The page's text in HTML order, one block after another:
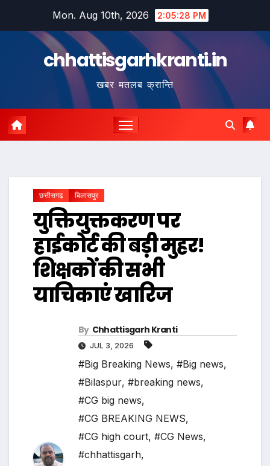
Mon. Aug 10th, 2026 2:05:29 PM
chhattisgarhkranti.in
खबर मतलब क्रान्ति
छत्तीसगढ़ बिलासपुर
युक्तियुक्तकरण पर
हाईकोर्ट की बड़ी मुहर!
शिक्षकों की सभी
याचिकाएं खारिज
By Chhattisgarh Kranti
JUL 3, 2026
#Big Breaking News, #Big news,
#Bilaspur, #breaking news,
#CG big news,
#CG BREAKING NEWS,
#CG high court, #CG News,
#chhattisgarh,